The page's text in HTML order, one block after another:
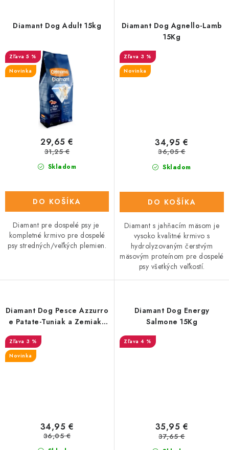
Diamant Dog Adult 15kg
5 %
Novinka
Skladom
29,65 €
31,25 €
DO KOŠÍKA
Diamant pre dospelé psy je
kompletné krmivo pre dospelé
psy stredných/veľkých plemien.
Diamant Dog Agnello-Lamb
15Kg
3 %
Novinka
Skladom
34,95 €
36,05 €
DO KOŠÍKA
Diamant s jahňacím mäsom je
vysoko kvalitné krmivo s
hydrolyzovaným čerstvým
mäsovým proteínom pre dospelé
psy všetkých veľkostí.
Diamant Dog Pesce Azzurro
e Patate-Tuniak a Zemiaky
3 %
Novinka
34,95 €
36,05 €
Diamant Dog Energy
Salmone 15Kg
4 %
35,95 €
37,65 €